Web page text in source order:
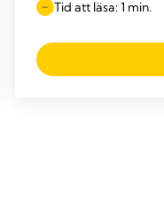
Tid att läsa: 1 min.